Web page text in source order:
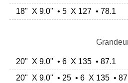
18" X 9.0" • 5 X 127 • 78.1
20" X 9.0" • 6 X 135 • 87.1
20" X 9.0" • 25 • 6 X 135 •